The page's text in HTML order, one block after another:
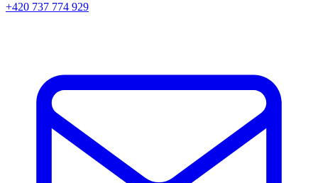
+420 737 774 929